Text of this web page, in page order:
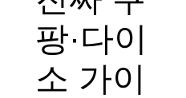
팡·다이
소 가이